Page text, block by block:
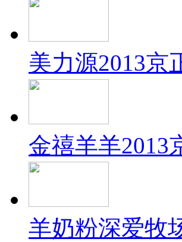
美力源2013京
金禧羊羊2013
羊奶粉深爱牧